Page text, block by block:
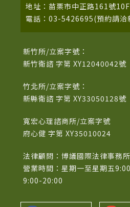
地址：苗栗市中正路161號10F
電話：03-5426695(預約請洽
新竹所/立案字號：
新竹衛諮 字第 XY12040042號
竹北所/立案字號：
新縣衛諮 字第 XY33050128號
寬宏心理諮商所/立案字號
府心健 字第 XY35010024
法律顧問：博議國際法律事務
營業時間：星期一至星期五
9:00-20:00